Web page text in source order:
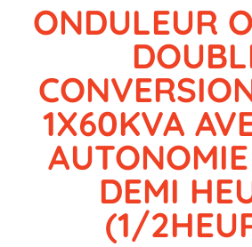
CYP Trading
Professionelle Ersatzteilbeschaffung
ONDULEUR
1X60KVA
AUTONOMIE
DEMI
(1/